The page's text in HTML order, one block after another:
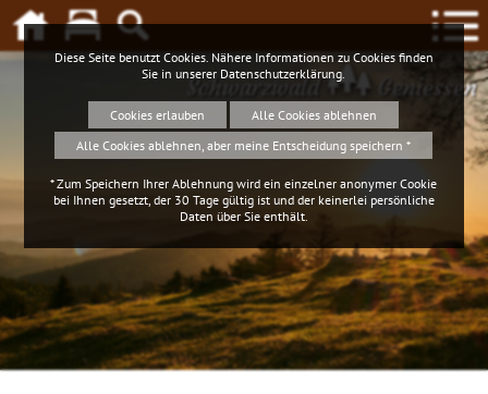
Schwarzwald Geniessen
Diese Seite benutzt Cookies. Nähere Informationen zu Cookies finden
Sie in unserer Datenschutzerklärung
Cookies erlauben
Alle Cookies ablehnen
Alle Cookies ablehnen, aber meine Entscheidung speichern *
* Zum Speichern Ihrer Ablehnung wird ein einzelner anonymer Cookie
bei Ihnen gesetzt, der 30 Tage gültig ist und der keinerlei persönliche
Daten über Sie enthält.